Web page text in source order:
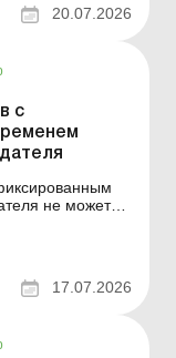
20.07.2026
с
не может
17.07.2026